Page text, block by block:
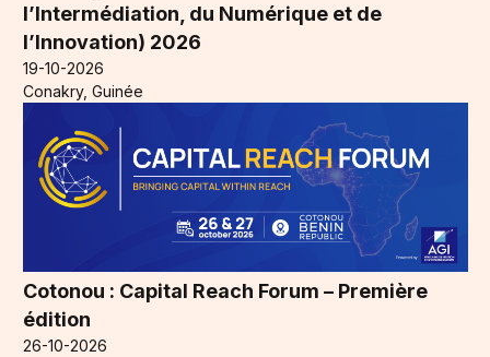
l’Intermédiation, du Numérique et de
l’Innovation) 2026
19-10-2026
Conakry, Guinée
Cotonou : Capital Reach Forum – Première
édition
26-10-2026